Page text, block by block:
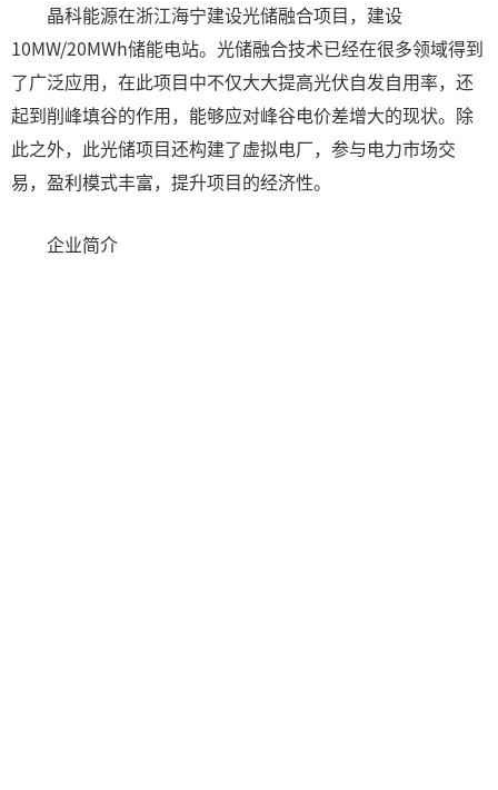
晶科能源在浙江海宁建设光储融合项目，建设
10MW/20MWh储能电站。光储融合技术已经在很多领域得到
了广泛应用，在此项目中不仅大大提高光伏自发自用率，还
起到削峰填谷的作用，能够应对峰谷电价差增大的现状。除
此之外，此光储项目还构建了虚拟电厂，参与电力市场交
易，盈利模式丰富，提升项目的经济性。
企业简介